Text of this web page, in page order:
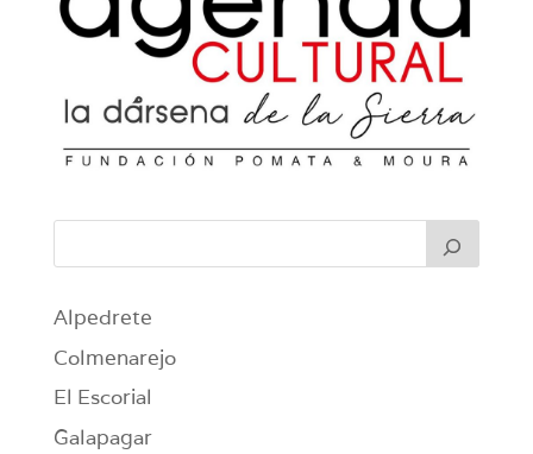
Alpedrete
Colmenarejo
El Escorial
Galapagar